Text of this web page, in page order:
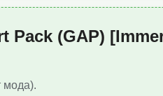
Pack (GAP)
мода).